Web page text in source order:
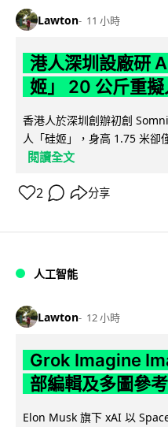
Lawton 11 小時
港人深圳設廠研
姬」 20 公斤重
香港人於深圳創辦初創
人「硅姬」，身高 1.75 米卻
閱讀全文
2 分享
人工智能
Lawton 12 小時
Grok Imagine
部編輯及多圖參
Elon Musk 旗下 xAI 以